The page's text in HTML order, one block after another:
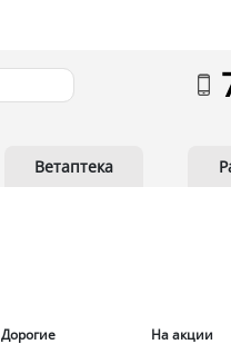
Ветаптека
Дорогие На акции